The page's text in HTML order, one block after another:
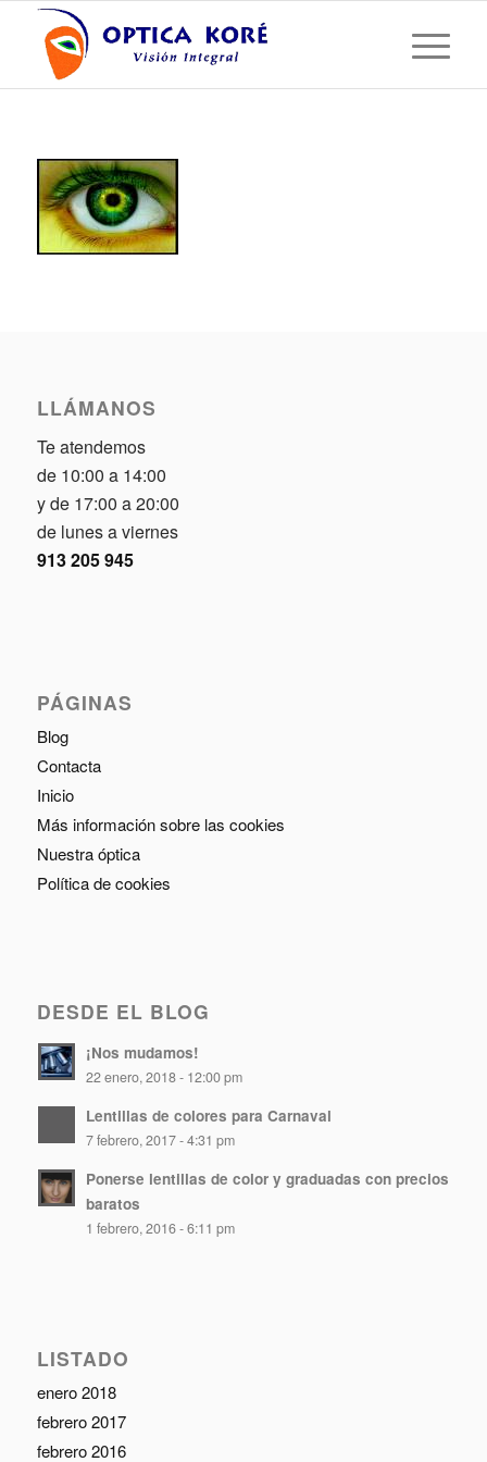
LLÁMANOS
Te atendemos
de 10:00 a 14:00
y de 17:00 a 20:00
de lunes a viernes
913 205 945
PÁGINAS
Blog
Contacta
Inicio
Más información sobre las cookies
Nuestra óptica
Política de cookies
DESDE EL BLOG
¡Nos mudamos!
22 enero, 2018 - 12:00 pm
Lentillas de colores para Carnaval
7 febrero, 2017 - 4:31 pm
Ponerse lentillas de color y graduadas con precios
baratos
1 febrero, 2016 - 6:11 pm
LISTADO
enero 2018
febrero 2017
febrero 2016